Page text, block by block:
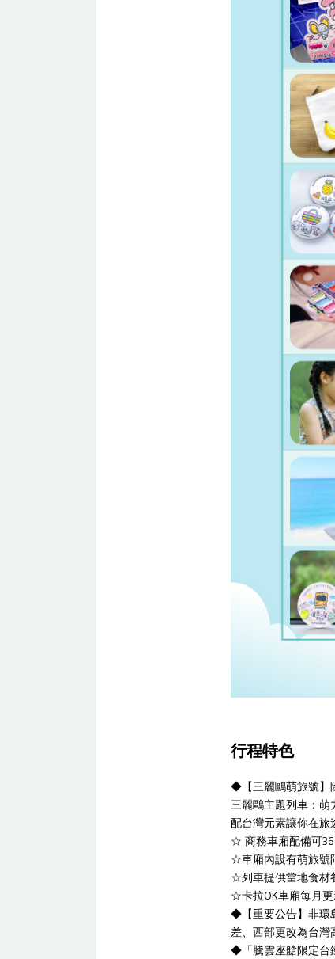
行程特色
◆【三麗鷗萌旅號】
三麗鷗主題列車：萌
配台灣元素讓你在旅
☆ 商務車廂配備可
☆車廂內設有萌旅號
☆列車提供當地食材
☆卡拉OK車廂每月更
◆【重要公告】非環
差、西部更改為台灣
◆「騰雲座艙限定台